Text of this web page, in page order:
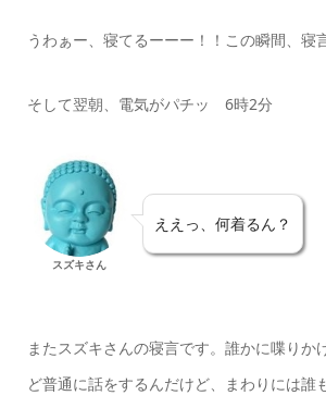
うわぁー、寝てるーーー！！この瞬間、寝
そして翌朝、電気がパチッ 6時2分
スズキさん
ええっ、何着るん？
またスズキさんの寝言です。誰かに喋りか
ど普通に話をするんだけど、まわりには誰